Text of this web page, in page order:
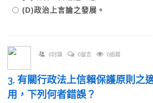
(D)政治上言論之發展。
0討論 0留言 0追蹤
3. 有關行政法上信賴保護原則之
用，下列何者錯誤？